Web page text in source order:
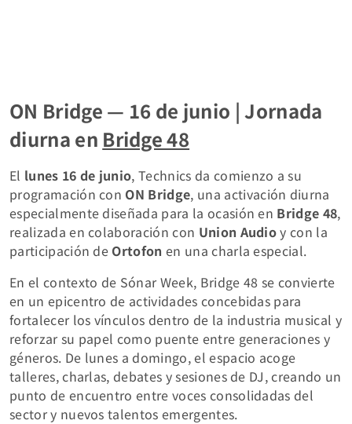
ON Bridge — 16 de junio | Jornada
diurna en Bridge 48
El lunes 16 de junio, Technics da comienzo a su
programación con ON Bridge, una activación diurna
especialmente diseñada para la ocasión en Bridge 48,
realizada en colaboración con Union Audioy con la
participación de Ortofonen una charla especial.
En el contexto de Sónar Week, Bridge 48 se convierte
en un epicentro de actividades concebidas para
fortalecer los vínculos dentro de la industria musical y
reforzar su papel como puente entre generaciones y
géneros. De lunes a domingo, el espacio acoge
talleres, charlas, debates y sesiones de DJ, creando un
punto de encuentro entre voces consolidadas del
sector y nuevos talentos emergentes.